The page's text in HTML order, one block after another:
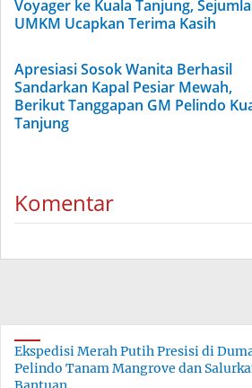
Voyager ke Kuala Tanjung,
UMKM Ucapkan Terima Kasih
Apresiasi Sosok Wanita Berhasil
Sandarkan Kapal Pesiar Mewah,
Berikut Tanggapan GM Pelindo
Tanjung
Komentar
Ekspedisi Merah Putih Presisi di
Pelindo Tanam Mangrove dan